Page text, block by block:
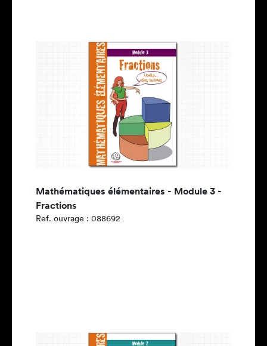
Mathématiques élémentaires - Module 3 -
Fractions
Ref. ouvrage : 088692